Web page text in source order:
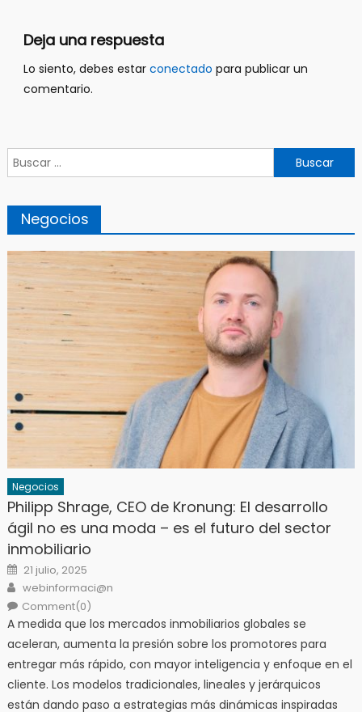
Deja una respuesta
Lo siento, debes estar conectado para publicar un
comentario.
Buscar:
Negocios
Negocios
Philipp Shrage, CEO de Kronung: El desarrollo
ágil no es una moda – es el futuro del sector
inmobiliario
Posted
on
21 julio, 2025
Author
webinformaci@n
Comment(0)
A medida que los mercados inmobiliarios globales se
aceleran, aumenta la presión sobre los promotores para
entregar más rápido, con mayor inteligencia y enfoque en el
cliente. Los modelos tradicionales, lineales y jerárquicos
están dando paso a estrategias más dinámicas inspiradas